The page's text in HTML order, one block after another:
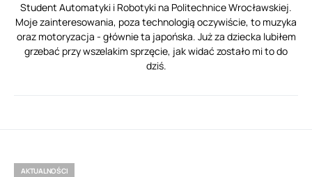
Student Automatyki i Robotyki na Politechnice Wrocławskiej.
Moje zainteresowania, poza technologią oczywiście, to muzyka
oraz motoryzacja - głównie ta japońska. Już za dziecka lubiłem
grzebać przy wszelakim sprzęcie, jak widać zostało mi to do
dziś.
AKTUALNOŚCI